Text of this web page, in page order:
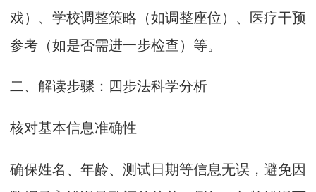
戏）、学校调整策略（如调整座位）、医疗干预
参考（如是否需进一步检查）等。
二、解读步骤：四步法科学分析
核对基本信息准确性
确保姓名、年龄、测试日期等信息无误，避免因